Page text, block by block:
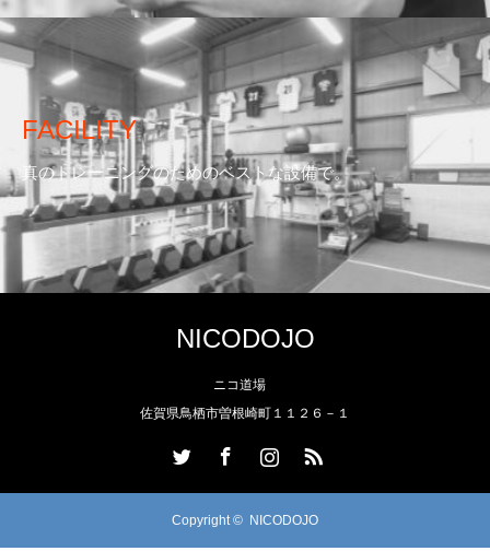
FACILITY
真のトレーニングのためのベストな設備で。
NICODOJO
ニコ道場
佐賀県鳥栖市曽根崎町１１２６－１
Copyright © NICODOJO